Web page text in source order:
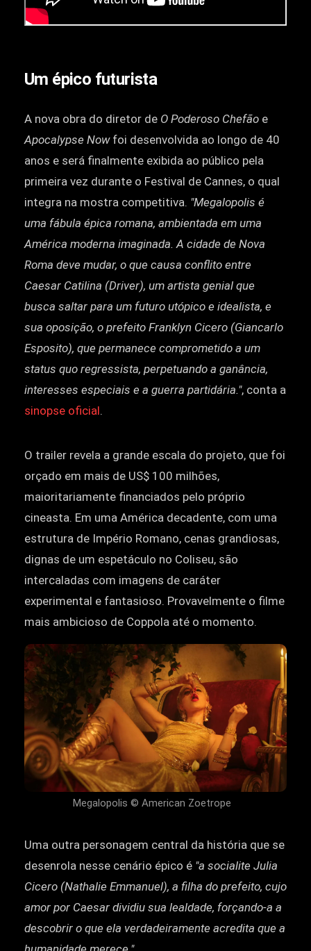
Um épico futurista
A nova obra do diretor de O Poderoso Chefão e
Apocalypse Nowfoi desenvolvida ao longo de 40
anos e será finalmente exibida ao público pela
primeira vez durante o Festival de Cannes, o qual
integra na mostra competitiva. "Megalopolis é
uma fábula épica romana, ambientada em uma
América moderna imaginada. A cidade de Nova
Roma deve mudar, o que causa conflito entre
Caesar Catilina (Driver), um artista genial que
busca saltar para um futuro utópico e idealista, e
sua oposição, o prefeito Franklyn Cicero (Giancarlo
Esposito), que permanece comprometido a um
status quo regressista, perpetuando a ganância,
interesses especiais e a guerra partidária.", conta a
sinopse oficial.
O trailer revela a grande escala do projeto, que foi
orçado em mais de US$ 100 milhões,
maioritariamente financiados pelo próprio
cineasta. Em uma América decadente, com uma
estrutura de Império Romano, cenas grandiosas,
dignas de um espetáculo no Coliseu, são
intercaladas com imagens de caráter
experimental e fantasioso. Provavelmente o filme
mais ambicioso de Coppola até o momento.
Megalopolis © American Zoetrope
Uma outra personagem central da história que se
desenrola nesse cenário épico é "a socialite Julia
Cicero (Nathalie Emmanuel), a filha do prefeito, cujo
amor por Caesar dividiu sua lealdade, forçando-a a
descobrir o que ela verdadeiramente acredita que a